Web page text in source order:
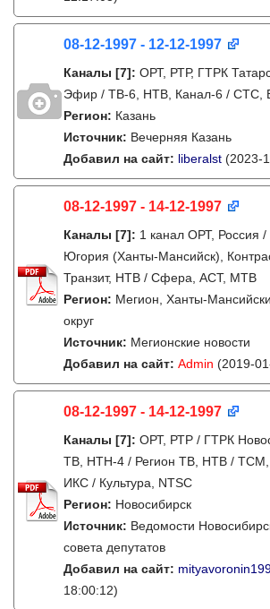
08-12-1997 - 12-12-1997
Каналы [7]: ОРТ, РТР, ГТРК
Эфир / ТВ-6, НТВ, Канал-6 / СТС,
Регион: Казань
Источник: Вечерняя Казань
Добавил на сайт: liberalst (2023-
08-12-1997 - 14-12-1997
Каналы [7]: 1 канал ОРТ, Россия
Югория (Ханты-Мансийск),
Транзит, НТВ / Сфера, АСТ, МТВ
Регион: Мегион, Ханты-
округ
Источник: Мегионские новости
Добавил на сайт: Admin (2019-
08-12-1997 - 14-12-1997
Каналы [7]: ОРТ, РТР / ГТРК
ТВ, НТН-4 / Регион ТВ, НТВ /
ИКС / Культура, NTSC
Регион: Новосибирск
Источник: Ведомости
совета депутатов
Добавил на сайт:
18:00:12)